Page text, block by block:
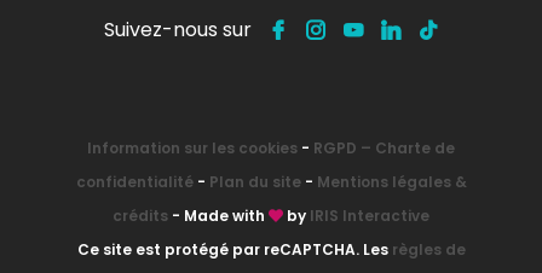
Suivez-nous sur
Information sur les cookies - RGPD – Charte de
confidentialité- Plan du site- Mentions légales &
crédits - Made with by IRIS Interactive
Ce site est protégé par reCAPTCHA. Les règles de